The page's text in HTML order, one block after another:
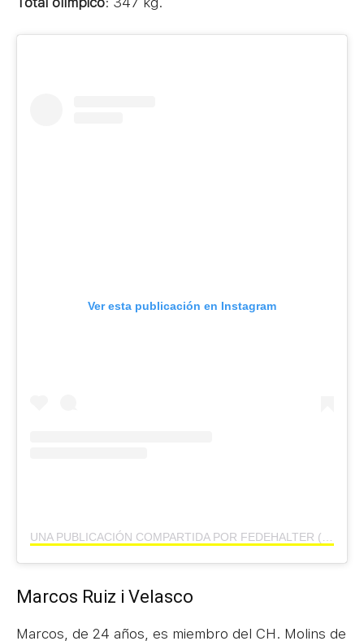
Ver esta publicación en Instagram
Marcos Ruiz i Velasco
Marcos, de 24 años, es miembro del CH. Molins de